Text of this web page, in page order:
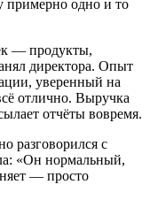
примерно одно и то
— продукты,
директора. Опыт
уверенный на
отлично. Выручка
отчёты вовремя.
разговорился с
«Он нормальный,
— просто